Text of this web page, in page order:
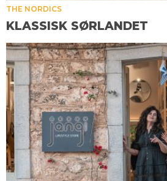
THE NORDICS
KLASSISK SØRLANDET